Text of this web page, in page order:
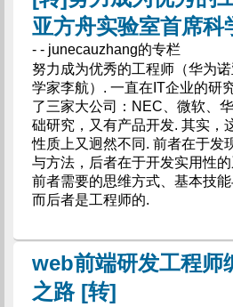
亚方舟实验室首席科
- - junecauzhang的专栏
努力成为优秀的工程师（华为
学家李航）. 一直在IT企业的研
了三家大公司：NEC、微软、
础研究，又有产品开发. 其实，
性质上又迥然不同. 前者在于发
与方法，后者在于开发实用性的
前者需要的思维方式、基本技能
而后者是工程师的.
web前端研发工程师
之路 [转]